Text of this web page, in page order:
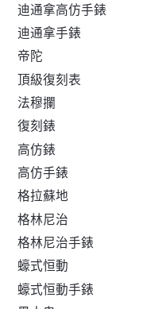
迪通拿高仿手錶
迪通拿手錶
帝陀
頂級復刻表
法穆攔
復刻錶
高仿錶
高仿手錶
格拉蘇地
格林尼治
格林尼治手錶
蠔式恒動
蠔式恒動手錶